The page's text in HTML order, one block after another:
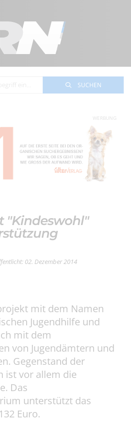
SUCHEN
WERBUNG
"Kindeswohl"
02. Dezember 2014
mit dem Namen
Jugendhilfe und
mit dem
von Jugendämtern und
Gegenstand der
ist vor allem die
Das
unterstützt das
Euro.